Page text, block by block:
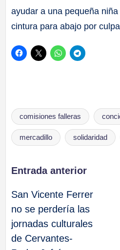
ayudar a una pequeña
cintura para abajo por
Etiquetas:
comisiones falleras
mercadillo solidaridad
Navegación
de
entradas
Entrada anterior
San Vicente Ferrer
no se perdería las
jornadas culturales
de Cervantes-